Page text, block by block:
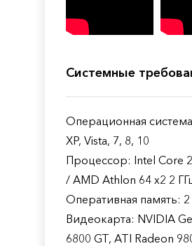
Системные
Операционная
XP, Vista, 7, 8, 10
Процессор: Intel Core
/ AMD Athlon 64 x2 2
Оперативная память:
Видеокарта: NVIDIA
6800 GT, ATI Radeon